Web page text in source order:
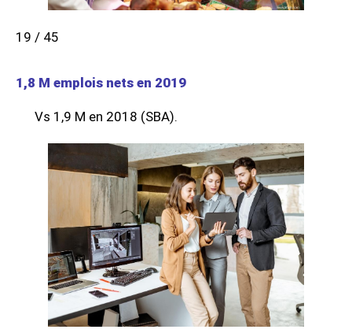
19 / 45
1,8 M emplois nets en 2019
Vs 1,9 M en 2018 (SBA).